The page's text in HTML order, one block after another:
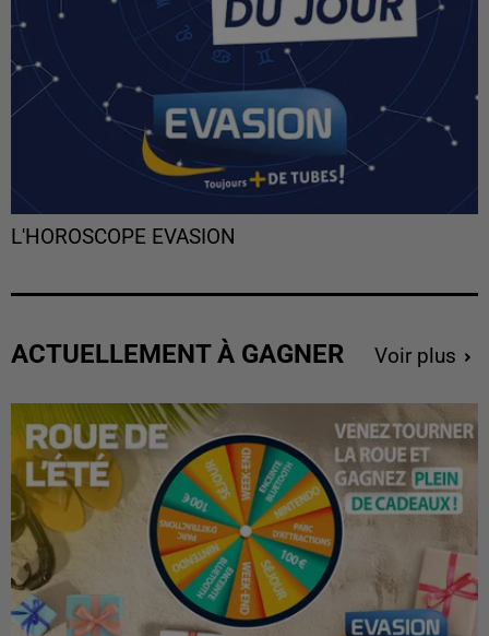
L'HOROSCOPE EVASION
ACTUELLEMENT À GAGNER Voir plus